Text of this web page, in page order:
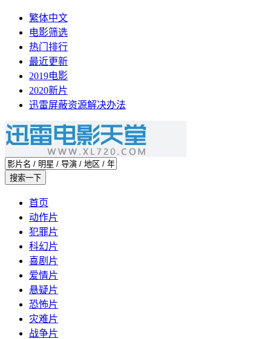
繁体中文
电影筛选
热门排行
最近更新
2019电影
2020新片
迅雷屏蔽资源解决办法
首页
动作片
犯罪片
科幻片
喜剧片
爱情片
悬疑片
恐怖片
灾难片
战争片